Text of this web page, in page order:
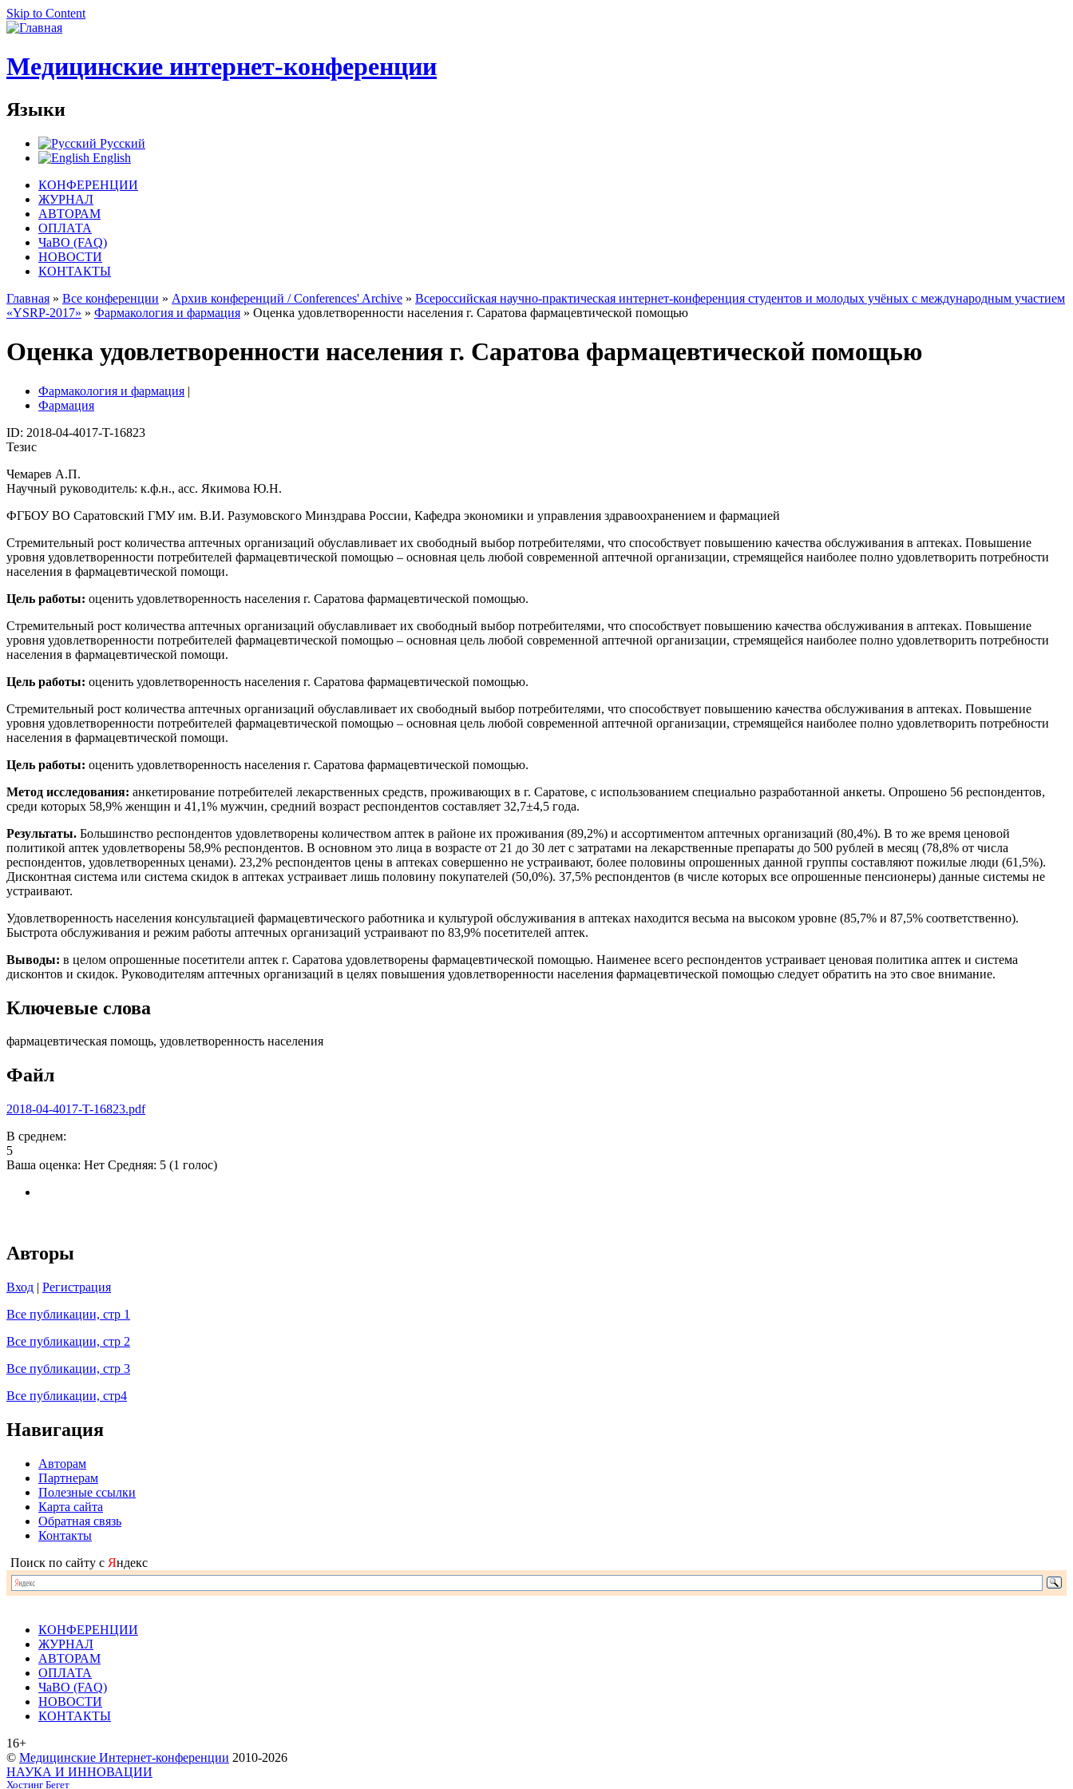
Skip to Content
Медицинские интернет-конференции
Языки
Русский
English
КОНФЕРЕНЦИИ
ЖУРНАЛ
АВТОРАМ
ОПЛАТА
ЧаВО (FAQ)
НОВОСТИ
КОНТАКТЫ
Главная » Все конференции » Архив конференций / Conferences' Archive » Всероссийская научно-практическая интернет-конференция студентов и молодых учёных с международным участием
«YSRP-2017» » Фармакология и фармация » Оценка удовлетворенности населения г. Саратова фармацевтической помощью
Оценка удовлетворенности населения г. Саратова фармацевтической помощью
Фармакология и фармация |
Фармация
ID: 2018-04-4017-T-16823
Тезис
Чемарев А.П.
Научный руководитель: к.ф.н., асс. Якимова Ю.Н.
ФГБОУ ВО Саратовский ГМУ им. В.И. Разумовского Минздрава России, Кафедра экономики и управления здравоохранением и фармацией
Стремительный рост количества аптечных организаций обуславливает их свободный выбор потребителями, что способствует повышению качества обслуживания в аптеках. Повышение
уровня удовлетворенности потребителей фармацевтической помощью – основная цель любой современной аптечной организации, стремящейся наиболее полно удовлетворить потребности
населения в фармацевтической помощи.
Цель работы: оценить удовлетворенность населения г. Саратова фармацевтической помощью.
Стремительный рост количества аптечных организаций обуславливает их свободный выбор потребителями, что способствует повышению качества обслуживания в аптеках. Повышение
уровня удовлетворенности потребителей фармацевтической помощью – основная цель любой современной аптечной организации, стремящейся наиболее полно удовлетворить потребности
населения в фармацевтической помощи.
Цель работы: оценить удовлетворенность населения г. Саратова фармацевтической помощью.
Стремительный рост количества аптечных организаций обуславливает их свободный выбор потребителями, что способствует повышению качества обслуживания в аптеках. Повышение
уровня удовлетворенности потребителей фармацевтической помощью – основная цель любой современной аптечной организации, стремящейся наиболее полно удовлетворить потребности
населения в фармацевтической помощи.
Цель работы: оценить удовлетворенность населения г. Саратова фармацевтической помощью.
Метод исследования: анкетирование потребителей лекарственных средств, проживающих в г. Саратове, с использованием специально разработанной анкеты. Опрошено 56 респондентов,
среди которых 58,9% женщин и 41,1% мужчин, средний возраст респондентов составляет 32,7±4,5 года.
Результаты. Большинство респондентов удовлетворены количеством аптек в районе их проживания (89,2%) и ассортиментом аптечных организаций (80,4%). В то же время ценовой
политикой аптек удовлетворены 58,9% респондентов. В основном это лица в возрасте от 21 до 30 лет с затратами на лекарственные препараты до 500 рублей в месяц (78,8% от числа
респондентов, удовлетворенных ценами). 23,2% респондентов цены в аптеках совершенно не устраивают, более половины опрошенных данной группы составляют пожилые люди (61,5%).
Дисконтная система или система скидок в аптеках устраивает лишь половину покупателей (50,0%). 37,5% респондентов (в числе которых все опрошенные пенсионеры) данные системы не
устраивают.
Удовлетворенность населения консультацией фармацевтического работника и культурой обслуживания в аптеках находится весьма на высоком уровне (85,7% и 87,5% соответственно).
Быстрота обслуживания и режим работы аптечных организаций устраивают по 83,9% посетителей аптек.
Выводы: в целом опрошенные посетители аптек г. Саратова удовлетворены фармацевтической помощью. Наименее всего респондентов устраивает ценовая политика аптек и система
дисконтов и скидок. Руководителям аптечных организаций в целях повышения удовлетворенности населения фармацевтической помощью следует обратить на это свое внимание.
Ключевые слова
фармацевтическая помощь, удовлетворенность населения
Файл
2018-04-4017-T-16823.pdf
В среднем:
5
Ваша оценка: Нет Средняя: 5 (1 голос)
Авторы
Вход | Регистрация
Все публикации, стр 1
Все публикации, стр 2
Все публикации, стр 3
Все публикации, стр4
Навигация
Авторам
Партнерам
Полезные ссылки
Карта сайта
Обратная связь
Контакты
Поиск по сайту с Яндекс
КОНФЕРЕНЦИИ
ЖУРНАЛ
АВТОРАМ
ОПЛАТА
ЧаВО (FAQ)
НОВОСТИ
КОНТАКТЫ
16+
© Медицинские Интернет-конференции 2010-2026
НАУКА И ИННОВАЦИИ
Хостинг Бегет